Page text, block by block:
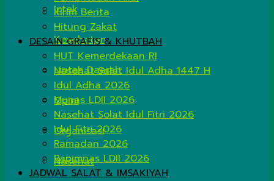
Iptek
Kesehatan
Lintas Daerah
Opini
Organisasi
Nasehat
Kirim Berita
Hitung Zakat
DESAIN GRAFIS & KHUTBAH
HUT Kemerdekaan RI
Nasehat Salat Idul Adha 1447 H
Idul Adha 2026
Munas LDII 2026
Nasehat Solat Idul Fitri 2026
Idul Fitri 2026
Ramadan 2026
Rapimnas LDII 2026
JADWAL SALAT & IMSAKIYAH